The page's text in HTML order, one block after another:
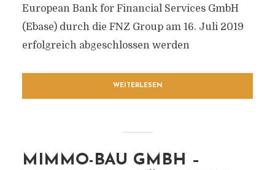
European Bank for Financial Services GmbH
(Ebase) durch die FNZ Group am 16. Juli 2019
erfolgreich abgeschlossen werden
WEITERLESEN
MIMMO-BAU GMBH –